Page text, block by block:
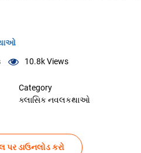
10.8kViews
Category
ક્લાસિક નવલકથાઓ
પર ડાઉનલોડ કરો